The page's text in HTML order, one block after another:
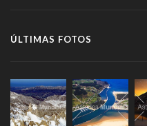
ÚLTIMAS FOTOS